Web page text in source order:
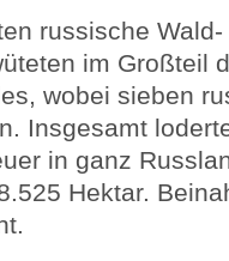
russische
im Großteil
wobei sieben
Insgesamt
in ganz
Hektar.